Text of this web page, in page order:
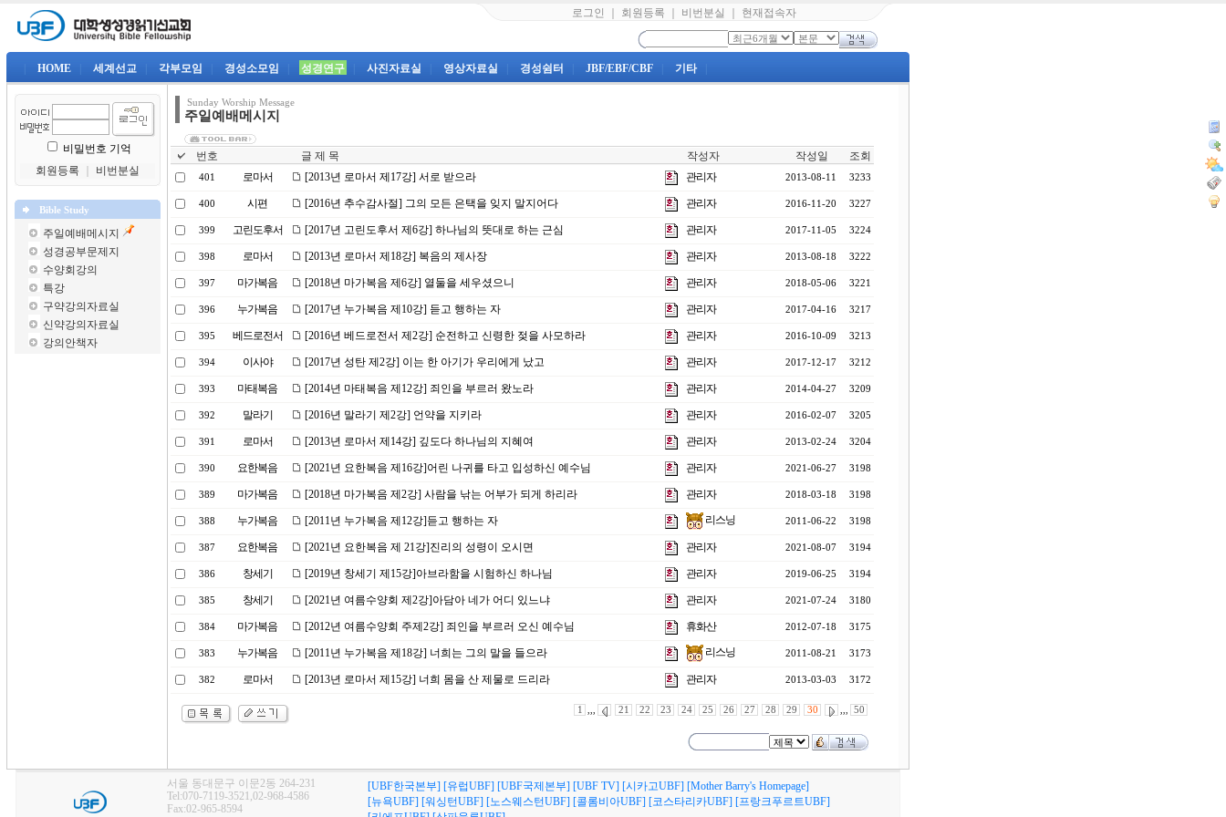
로그인 회원등록 비번분실 현재접속자
HOME 세계선교 각부모임 경성소모임 성경연구 사진자료실 영상자료실 경성쉼터 JBF/EBF/CBF 기타
비밀번호 기억
회원등록
비번분실
Bible Study
주일예배메시지
성경공부문제지
수양회강의
특강
구약강의자료실
신약강의자료실
강의안책자
Sunday Worship Message
주일예배메시지
번호 글 제 목 작성자 작성일 조회
401 로마서 [2013년 로마서 제17강] 서로 받으라 관리자 2013-08-11 3233
400 시편 [2016년 추수감사절] 그의 모든 은택을 잊지 말지어다 관리자 2016-11-20 3227
399 고린도후서 [2017년 고린도후서 제6강] 하나님의 뜻대로 하는 근심 관리자 2017-11-05 3224
398 로마서 [2013년 로마서 제18강] 복음의 제사장 관리자 2013-08-18 3222
397 마가복음 [2018년 마가복음 제6강] 열둘을 세우셨으니 관리자 2018-05-06 3221
396 누가복음 [2017년 누가복음 제10강] 듣고 행하는 자 관리자 2017-04-16 3217
395 베드로전서 [2016년 베드로전서 제2강] 순전하고 신령한 젖을 사모하라 관리자 2016-10-09 3213
394 이사야 [2017년 성탄 제2강] 이는 한 아기가 우리에게 났고 관리자 2017-12-17 3212
393 마태복음 [2014년 마태복음 제12강] 죄인을 부르러 왔노라 관리자 2014-04-27 3209
392 말라기 [2016년 말라기 제2강] 언약을 지키라 관리자 2016-02-07 3205
391 로마서 [2013년 로마서 제14강] 깊도다 하나님의 지혜여 관리자 2013-02-24 3204
390 요한복음 [2021년 요한복음 제16강]어린 나귀를 타고 입성하신 예수님 관리자 2021-06-27 3198
389 마가복음 [2018년 마가복음 제2강] 사람을 낚는 어부가 되게 하리라 관리자 2018-03-18 3198
388 누가복음 [2011년 누가복음 제12강]듣고 행하는 자 리스닝 2011-06-22 3198
387 요한복음 [2021년 요한복음 제 21강]진리의 성령이 오시면 관리자 2021-08-07 3194
386 창세기 [2019년 창세기 제15강]아브라함을 시험하신 하나님 관리자 2019-06-25 3194
385 창세기 [2021년 여름수양회 제2강]아담아 네가 어디 있느냐 관리자 2021-07-24 3180
384 마가복음 [2012년 여름수양회 주제2강] 죄인을 부르러 오신 예수님 휴화산 2012-07-18 3175
383 누가복음 [2011년 누가복음 제18강] 너희는 그의 말을 들으라 리스닝 2011-08-21 3173
382 로마서 [2013년 로마서 제15강] 너희 몸을 산 제물로 드리라 관리자 2013-03-03 3172
1 ,,, 21 22 23 24 25 26 27 28 29 30 ,,, 50
서울 동대문구 이문2동 264-231
Tel:070-7119-3521,02-968-4586
Fax:02-965-8594
[UBF한국본부] [유럽UBF] [UBF국제본부] [UBF TV] [시카고UBF] [Mother Barry's Homepage]
[뉴욕UBF] [워싱턴UBF] [노스웨스턴UBF] [콜롬비아UBF] [코스타리카UBF] [프랑크푸르트UBF]